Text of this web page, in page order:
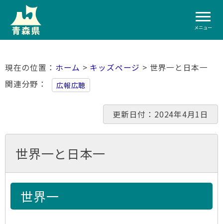
メニュー
ホーム > キッズページ > 世界一と日本一
関連分野
広報広聴
更新日付：2024年4月1日
世界一と日本一
世界一